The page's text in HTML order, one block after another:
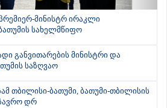
მინისტრ ირაკლი
სახელმწიფო
განვითარების მინისტრი და
საზღვაო
თბილისი-ბათუმი, ბათუმი-თბილისის
დრ